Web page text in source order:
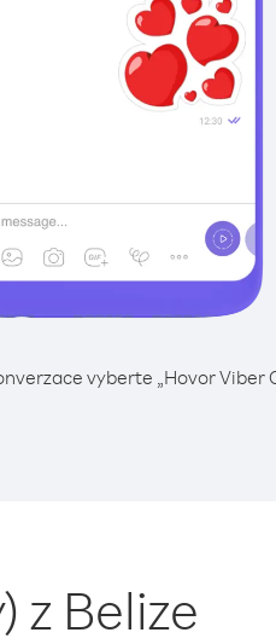
vyberte „Hovor Viber
z Belize